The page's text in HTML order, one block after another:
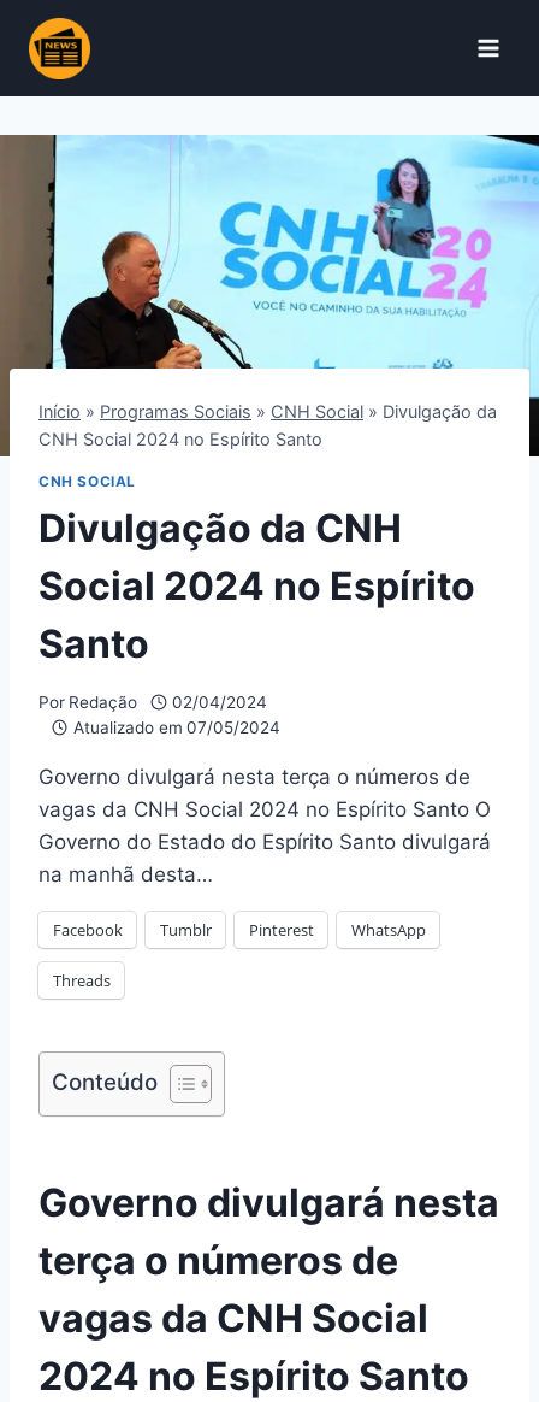
Pular
para
Início » Programas Sociais » CNH Social » Divulgação da
CNH Social 2024 no Espírito Santo
CNH SOCIAL
Divulgação da CNH
Social 2024 no Espírito
Santo
Por Redação
02/04/2024
Atualizado em 07/05/2024
Governo divulgará nesta terça o números de
vagas da CNH Social 2024 no Espírito Santo O
Governo do Estado do Espírito Santo divulgará
na manhã desta…
Facebook Tumblr Pinterest WhatsApp
Threads
Conteúdo
Governo divulgará nesta
terça o números de
vagas da CNH Social
2024 no Espírito Santo